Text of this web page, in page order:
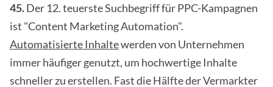
45.Der 12. teuerste Suchbegriff für PPC-Kampagnen
ist "Content Marketing Automation".
Automatisierte Inhaltewerden von Unternehmen
immer häufiger genutzt, um hochwertige Inhalte
schneller zu erstellen. Fast die Hälfte der Vermarkter